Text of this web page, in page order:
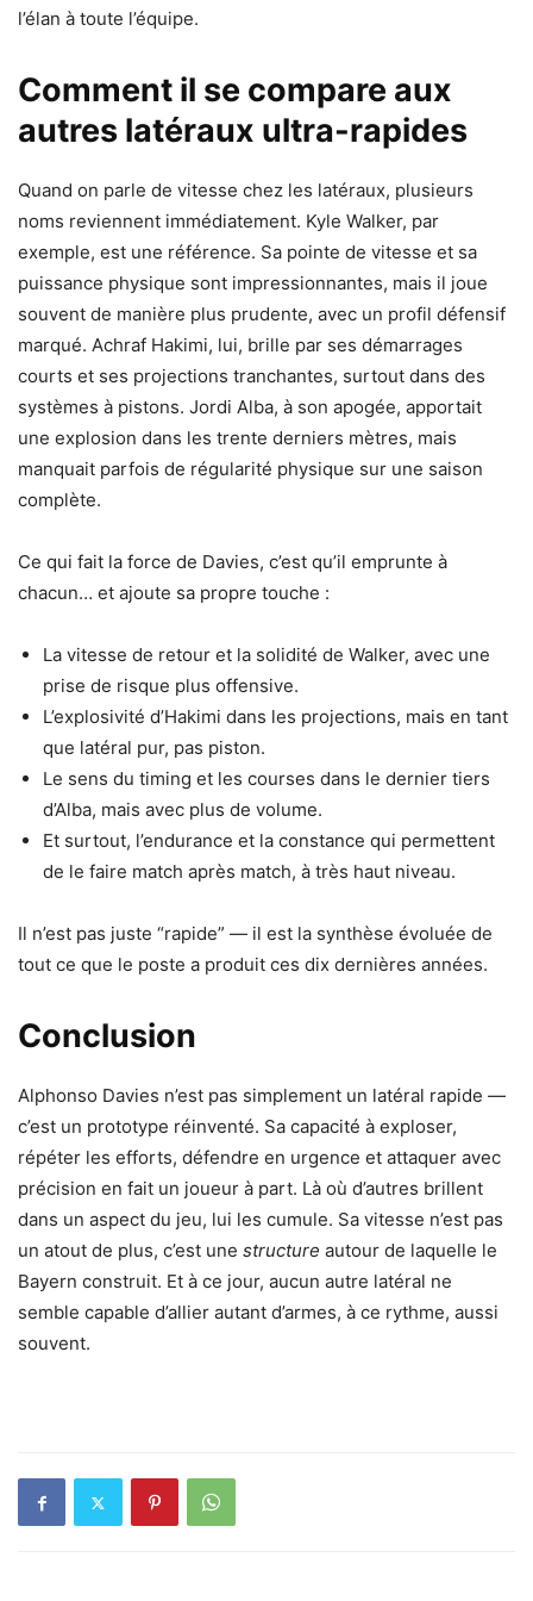
l’élan à toute l’équipe.
Comment il se compare aux
autres latéraux ultra-rapides
Quand on parle de vitesse chez les latéraux, plusieurs
noms reviennent immédiatement. Kyle Walker, par
exemple, est une référence. Sa pointe de vitesse et sa
puissance physique sont impressionnantes, mais il joue
souvent de manière plus prudente, avec un profil défensif
marqué. Achraf Hakimi, lui, brille par ses démarrages
courts et ses projections tranchantes, surtout dans des
systèmes à pistons. Jordi Alba, à son apogée, apportait
une explosion dans les trente derniers mètres, mais
manquait parfois de régularité physique sur une saison
complète.
Ce qui fait la force de Davies, c’est qu’il emprunte à
chacun… et ajoute sa propre touche :
La vitesse de retour et la solidité de Walker, avec une
prise de risque plus offensive.
L’explosivité d’Hakimi dans les projections, mais en tant
que latéral pur, pas piston.
Le sens du timing et les courses dans le dernier tiers
d’Alba, mais avec plus de volume.
Et surtout, l’endurance et la constance qui permettent
de le faire match après match, à très haut niveau.
Il n’est pas juste “rapide” — il est la synthèse évoluée de
tout ce que le poste a produit ces dix dernières années.
Conclusion
Alphonso Davies n’est pas simplement un latéral rapide —
c’est un prototype réinventé. Sa capacité à exploser,
répéter les efforts, défendre en urgence et attaquer avec
précision en fait un joueur à part. Là où d’autres brillent
dans un aspect du jeu, lui les cumule. Sa vitesse n’est pas
un atout de plus, c’est une structure autour de laquelle le
Bayern construit. Et à ce jour, aucun autre latéral ne
semble capable d’allier autant d’armes, à ce rythme, aussi
souvent.